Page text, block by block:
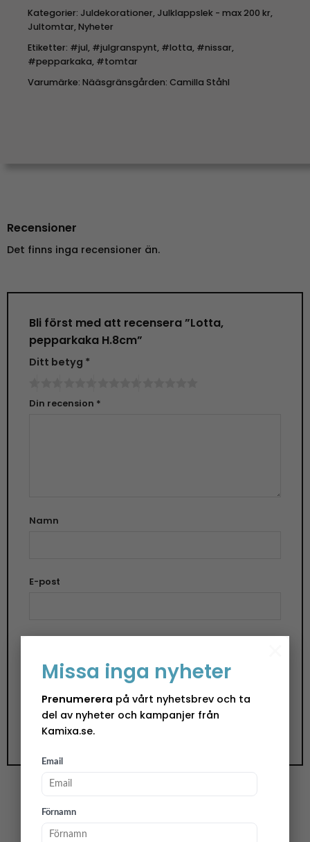
Missa inga nyheter
Prenumerera på vårt nyhetsbrev och ta
del av nyheter och kampanjer från
Kamixa.se.
Email
Förnamn
Kategorier: Juldekorationer, Julklappslek - max 200 kr,
Jultomtar,Nyheter
Etiketter: #jul, #julgranspynt, #lotta, #nissar,
#pepparkaka, #tomtar
Varumärke: Nääsgränsgården: Camilla Ståhl
Recensioner
Det finns inga recensioner än.
Bli först med att recensera ”Lotta,
pepparkaka H.8cm”
Ditt betyg *
Din recension *
Namn
E-post
webbplats i denna webbläsare till nästa gång jag
skriver en kommentar.
Juldekoration Lotta, pepparkaka